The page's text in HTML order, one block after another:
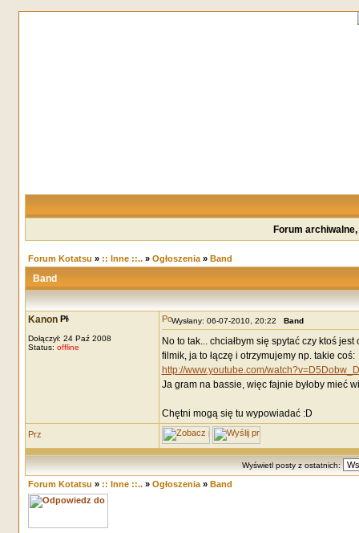
Forum
Forum Kotatsu » :: Inne ::..» Ogłoszenia» Band
Band
Kanon
Dołączył: 24 Paź 2008
Status: offline
Wysłany: 06-07-2010, 20:22 Band
No to tak... chciałbym się spytać czy ktoś
filmik, ja to łączę i otrzymujemy np. takie coś:
http://www.youtube.com/
Ja gram na bassie, więc fajnie byłoby mieć
Chętni mogą się tu wypowiadać :D
Wyświetl posty z ostatnich:
Forum Kotatsu » :: Inne ::..» Ogłoszenia» Band